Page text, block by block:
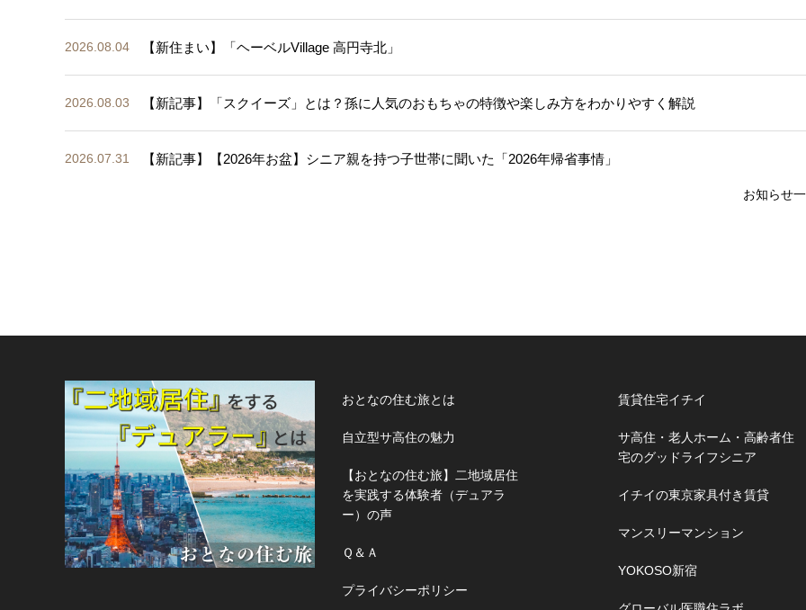
2026.08.04 【新住まい】「ヘーベルVillage 高円寺北」
2026.08.03 【新記事】「スクイーズ」とは？孫に人気のおもちゃの特徴や楽しみ方をわかりやすく解説
2026.07.31 【新記事】【2026年お盆】シニア親を持つ子世帯に聞いた「2026年帰省事情」
お知らせ
おとなの住む旅とは
自立型サ高住の魅力
【おとなの住む旅】二地域居住
を実践する体験者（デュアラ
ー）の声
Ｑ＆Ａ
プライバシーポリシー
賃貸住宅イチイ
サ高住・老人ホーム・高齢者住
宅のグッドライフシニア
イチイの東京家具付き賃貸
マンスリーマンション
YOKOSO新宿